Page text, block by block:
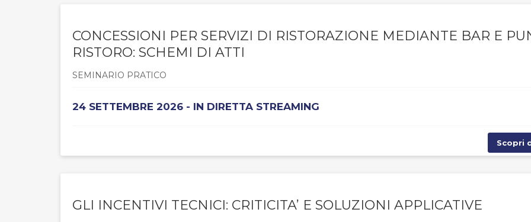
CONCESSIONI PER SERVIZI DI RISTORAZIONE MEDIANTE BAR E
RISTORO: SCHEMI DI ATTI
SEMINARIO PRATICO
24 SETTEMBRE 2026 - IN DIRETTA STREAMING
Scopri
GLI INCENTIVI TECNICI: CRITICITA’ E SOLUZIONI APPLICATIVE